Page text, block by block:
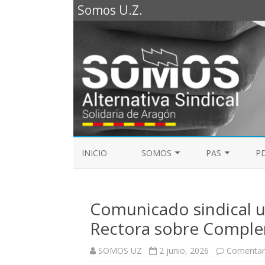
Somos U.Z.
INICIO SOMOS
REPRESENTANTES SOMOS PDI
PAS
MESA DE PAS
Comunicado sindical
Rectora sobre
SOMOS UZ 2 junio, 2026